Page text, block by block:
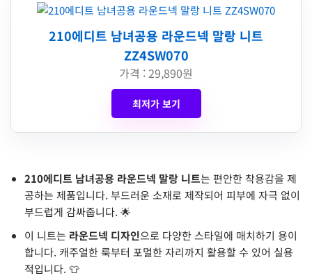
210에디트 남녀공용 라운드넥 말랑 니트
ZZ4SW070
가격 : 29,890원
최저가 보기
210에디트 남녀공용 라운드넥 말랑 니트는 편안한 착용감을 제
공하는 제품입니다. 부드러운 소재로 제작되어 피부에 자극 없이
부드럽게 감싸줍니다. 🌟
이 니트는 라운드넥 디자인으로 다양한 스타일에 매치하기 용이
합니다. 캐주얼한 룩부터 포멀한 자리까지 활용할 수 있어 실용
적입니다. 👕